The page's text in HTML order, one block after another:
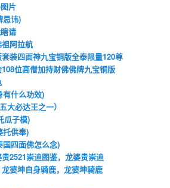
片
忌讳)
请
阿拉航
装四面神九宝铜版全泰限量120尊
位高僧加持财佛佛牌九宝铜版
有什么功效)
大必达王之一）
瓜子模)
托供奉)
四面佛怎么念)
2521崇迪图鉴，龙婆贵崇迪
婆坤自身骑鹿，龙婆坤骑鹿